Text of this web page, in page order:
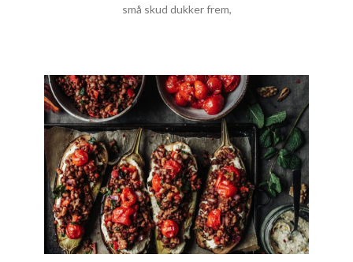
små skud dukker frem,